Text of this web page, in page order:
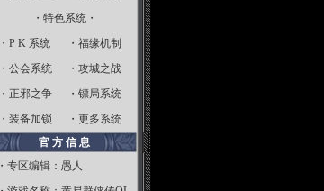
・特色系统・
・ P K 系统 ・ 福缘机制
・ 公会系统 ・ 攻城之战
・ 正邪之争 ・ 镖局系统
・ 装备加锁 ・ 更多系统
官 方 信 息
・专区编辑：愚人